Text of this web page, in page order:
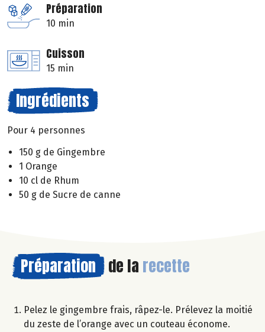
Préparation
10 min
Cuisson
15 min
Ingrédients
Pour 4 personnes
150 g de Gingembre
1 Orange
10 cl de Rhum
50 g de Sucre de canne
Préparation de la recette
Pelez le gingembre frais, râpez-le. Prélevez la moitié
du zeste de l’orange avec un couteau économe.